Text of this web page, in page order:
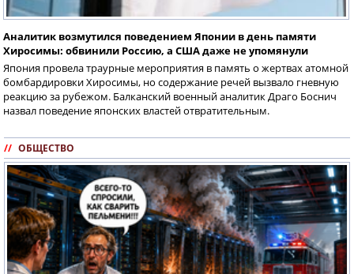
Аналитик возмутился поведением Японии в день памяти
Хиросимы: обвинили Россию, а США даже не упомянули
Япония провела траурные мероприятия в память о жертвах атомной
бомбардировки Хиросимы, но содержание речей вызвало гневную
реакцию за рубежом. Балканский военный аналитик Драго Боснич
назвал поведение японских властей отвратительным.
// ОБЩЕСТВО